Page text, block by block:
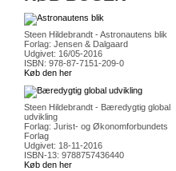
Steen Hildebrandt - Astronautens blik
Forlag: Jensen & Dalgaard
Udgivet: 16/05-2016
ISBN: 978-87-7151-209-0
Køb den her
Steen Hildebrandt - Bæredygtig global
udvikling
Forlag: Jurist- og Økonomforbundets
Forlag
Udgivet: 18-11-2016
ISBN-13: 9788757436440
Køb den her